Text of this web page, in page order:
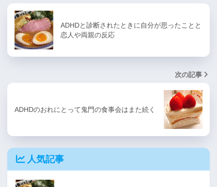
ADHDと診断されたときに自分が思ったことと
恋人や両親の反応
次の記事
ADHDのおれにとって鬼門の食事会はまた続く
人気記事